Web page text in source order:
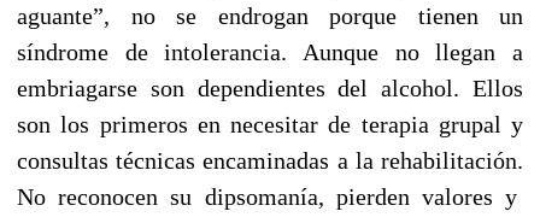
aguante”, no se endrogan porque tienen un
síndrome de intolerancia. Aunque no llegan a
embriagarse son dependientes del alcohol. Ellos
son los primeros en necesitar de terapia grupal y
consultas técnicas encaminadas a la rehabilitación.
No reconocen su dipsomanía, pierden valores y